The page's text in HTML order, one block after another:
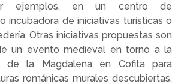
ejemplos, en un centro de
incubadora de iniciativas turísticas o
Otras iniciativas propuestas son
un evento medieval en torno a la
de la Magdalena en Cofita para
románicas murales descubiertas,